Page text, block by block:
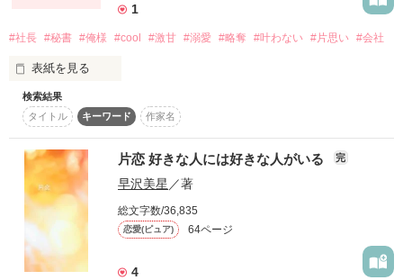
読んで下さった読者の皆様ありがとうございます。
作品を読む
******　これより　******
両親は他界
兄と二人だった。
何十年も繁栄する
糸風グループが流(はる)の生まれた家
誰に強制されたわけでもなく
流(はる)自体が勉学を好み
糸風グループで働いている。
生粋のお嬢様のはずだが
見返りを求めない一途さ！
さ！
努力しても努力しても振り向いてもらえない不憫さ！
今まで散々女にモテ散らかしてきた北原が、初めての本気の恋
に四苦八苦する滑稽さ！
これがたまらないのよ。わかる？」
あぁ。報われない恋ってなんて尊いんだろう。
.｡.:*･゜ﾟ･*:.｡.
モテ男の北原くんは
報われない恋を
している
1
#社長 #秘書 #俺様 #cool #激甘 #溺愛 #略奪 #叶わない #片思い #会社
表紙を見る
どんなに甘い言葉を囁いても
君は決して
俺のものにはなってくれない
検索結果
タイトル
キーワード 作家名
片恋 好きな人には好きな人がいる 完
早沢美星 ／著
総文字数/36,835
恋愛(ピュア) 64ページ
4